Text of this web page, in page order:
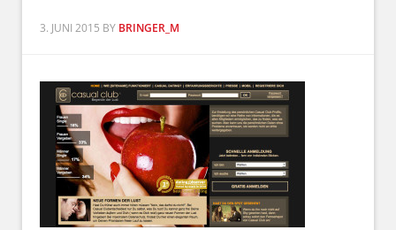
3. JUNI 2015 BY BRINGER_M